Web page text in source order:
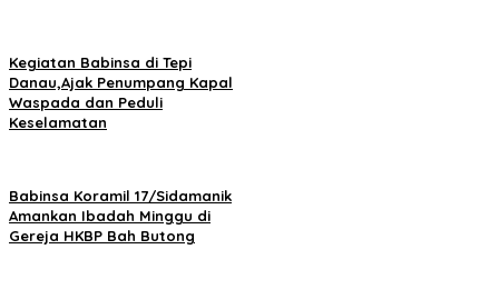
Kegiatan Babinsa di Tepi
Danau,Ajak Penumpang Kapal
Waspada dan Peduli
Keselamatan
Babinsa Koramil 17/Sidamanik
Amankan Ibadah Minggu di
Gereja HKBP Bah Butong